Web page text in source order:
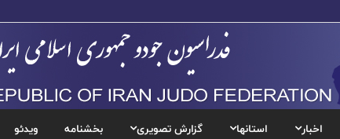
اخبار استانها گزارش تصویری بخشنامه ویدئو